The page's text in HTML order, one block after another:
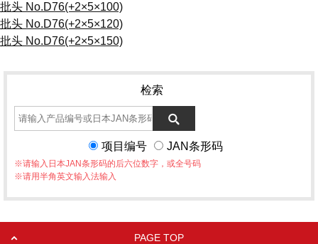
批头 No.D76(+2×5×100)
批头 No.D76(+2×5×120)
批头 No.D76(+2×5×150)
检索
项目编号 JAN条形码
※请输入日本JAN条形码的后六位数字，或全号码
※请用半角英文输入法输入
PAGE TOP